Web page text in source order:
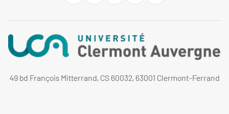
49 bd François Mitterrand, CS 60032, 63001 Clermont-Ferrand